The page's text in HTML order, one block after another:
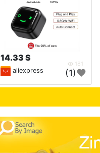
14.33 $
181
aliexpress (1)